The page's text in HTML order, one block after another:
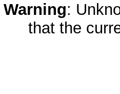
Warning:
that the